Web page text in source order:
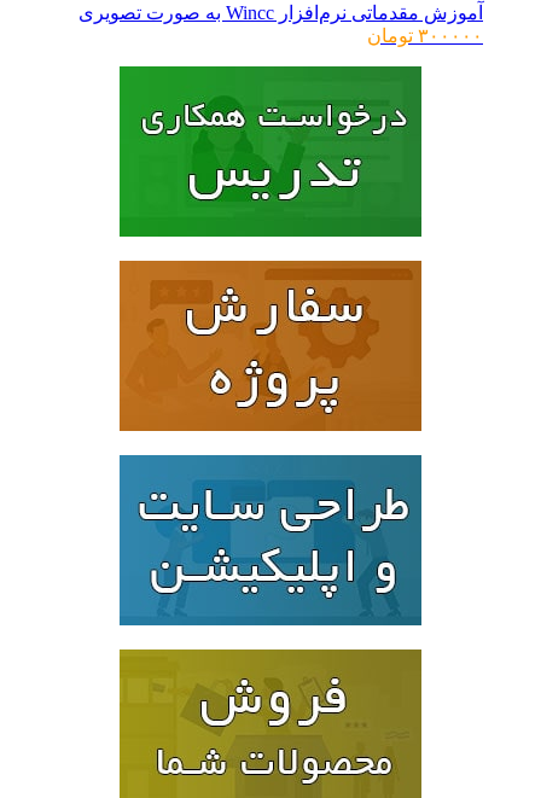
آموزش مقدماتی نرم‌افزار Wincc به صورت تصویری
۳۰۰۰۰۰ تومان